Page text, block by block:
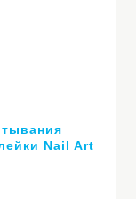
Nail Art